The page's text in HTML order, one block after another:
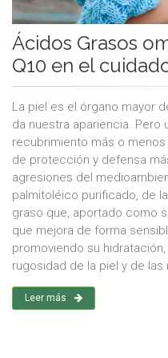
Ácidos Grasos
Q10 en el
La piel es el órgano mayor
da nuestra apariencia. Pero
recubrimiento más o
de protección y defensa
agresiones del
palmitoléico purificado, de
graso que, aportado como
que mejora de forma
promoviendo su
rugosidad de la piel y de las
Leer más